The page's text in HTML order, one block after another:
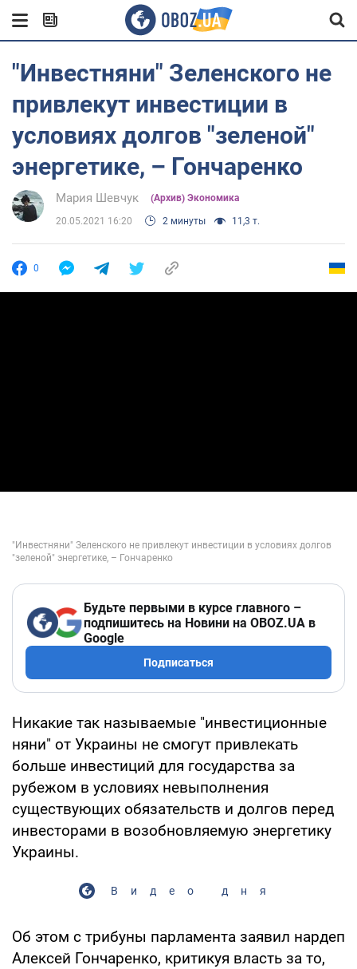
"Инвестняни" Зеленского не
привлекут инвестиции в
условиях долгов "зеленой"
энергетике, – Гончаренко
Мария Шевчук (Архив) Экономика
20.05.2021 16:20 2 минуты 11,3 т.
0
Будьте первыми в курсе главного –
подпишитесь на Новини на OBOZ.UA в
Google
Подписаться
Никакие так называемые "инвестиционные
няни" от Украины не смогут привлекать
больше инвестиций для государства за
рубежом в условиях невыполнения
существующих обязательств и долгов перед
инвесторами в возобновляемую энергетику
Украины.
Видео дня
Об этом с трибуны парламента заявил нардеп
Алексей Гончаренко, критикуя власть за то,